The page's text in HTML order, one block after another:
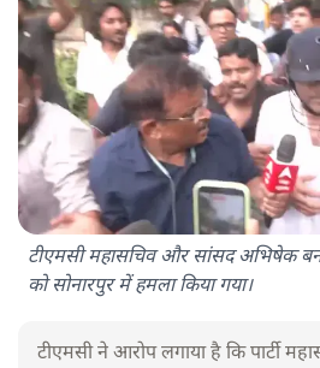
टीएमसी महासचिव और सांसद अभिषेक
को सोनारपुर में हमला किया गया।
टीएमसी ने आरोप लगाया है कि पार्टी